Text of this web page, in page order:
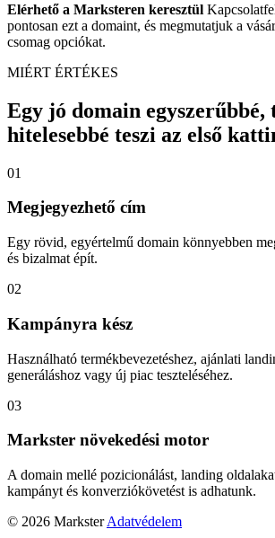
Elérhető a Marksteren keresztül
pontosan ezt a domaint, és megmutatjuk a
csomag opciókat.
MIÉRT ÉRTÉKES
Egy jó domain egyszerűbbé,
hitelesebbé teszi az első
01
Megjegyezhető cím
Egy rövid, egyértelmű domain könnyebben
és bizalmat épít.
02
Kampányra kész
Használható termékbevezetéshez, ajánlati
generáláshoz vagy új piac teszteléséhez.
03
Markster növekedési motor
A domain mellé pozicionálást, landing
kampányt és konverziókövetést is adhatunk.
© 2026 Markster Adatvédelem